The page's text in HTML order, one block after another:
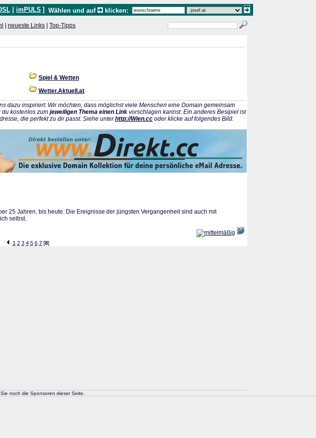
imPULS ] Wählen und auf klicken:
neueste Links Top-Tipps
Spiel & Wetten
Wetter.Aktuell.at
dazu inspiriert: Wir möchten, dass möglichst viele Menschen eine Domain gemeinsam
kostenlos zum jeweiligen Thema einen Link vorschlagen kannst. Ein anderes Besipiel ist
die perfekt zu dir passt. Siehe unterhttp://Wien.cc oder klicke auf folgendes Bild:
25 Jahren, bis heute. Die Ereignisse der jüngsten Vergangenheit sind auch mit
selbst.
1 2 3 4 5 6 7[8]
noch die Sponsoren dieser Seite.